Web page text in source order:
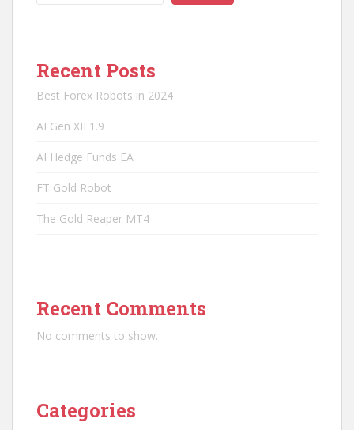
Recent Posts
Best Forex Robots in 2024
AI Gen XII 1.9
AI Hedge Funds EA
FT Gold Robot
The Gold Reaper MT4
Recent Comments
No comments to show.
Categories